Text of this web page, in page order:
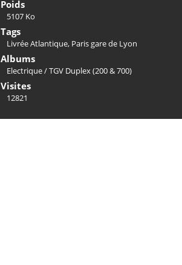
Poids
5107 Ko
Tags
Livrée Atlantique, Paris gare de Lyon
Albums
Electrique/TGV Duplex (200 & 700)
Visites
12821